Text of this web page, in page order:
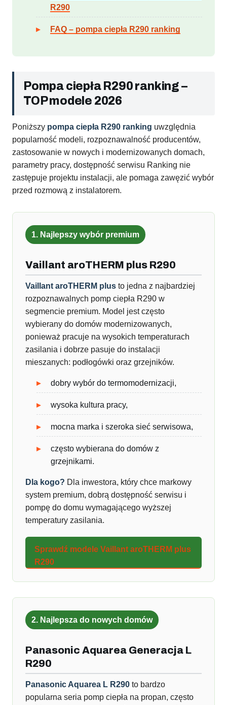
R290
FAQ – pompa ciepła R290 ranking
Pompa ciepła R290 ranking –
TOP modele 2026
Poniższy pompa ciepła R290 ranking uwzględnia
popularność modeli, rozpoznawalność producentów,
zastosowanie w nowych i modernizowanych domach,
parametry pracy, dostępność serwisu Ranking nie
zastępuje projektu instalacji, ale pomaga zawęzić wybór
przed rozmową z instalatorem.
1. Najlepszy wybór premium
Vaillant aroTHERM plus R290
Vaillant aroTHERM plus to jedna z najbardziej
rozpoznawalnych pomp ciepła R290 w
segmencie premium. Model jest często
wybierany do domów modernizowanych,
ponieważ pracuje na wysokich temperaturach
zasilania i dobrze pasuje do instalacji
mieszanych: podłogówki oraz grzejników.
dobry wybór do termomodernizacji,
wysoka kultura pracy,
mocna marka i szeroka sieć serwisowa,
często wybierana do domów z
grzejnikami.
Dla kogo? Dla inwestora, który chce markowy
system premium, dobrą dostępność serwisu i
pompę do domu wymagającego wyższej
temperatury zasilania.
Sprawdź modele Vaillant aroTHERM plus
R290
2. Najlepsza do nowych domów
Panasonic Aquarea Generacja L
R290
Panasonic Aquarea L R290 to bardzo
popularna seria pomp ciepła na propan, często